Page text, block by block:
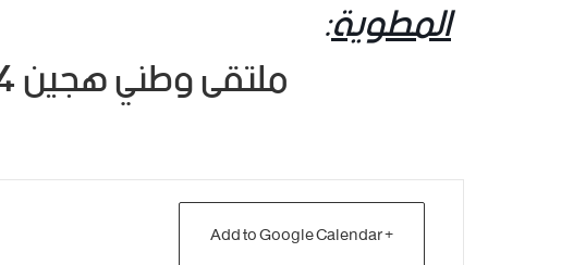
المطوية:
ملتقى وطني هجين 14 أفريل 2026
+ Add to Google Calendar